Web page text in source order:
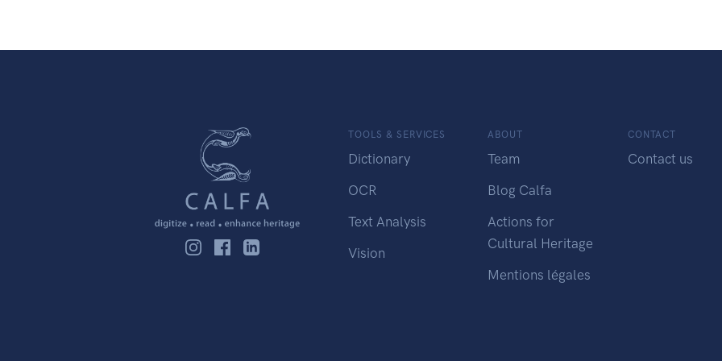
TOOLS & SERVICES
Dictionary
OCR
Text Analysis
Vision
ABOUT
Team
Blog Calfa
Actions for
Cultural Heritage
Mentions légales
CONTACT
Contact us